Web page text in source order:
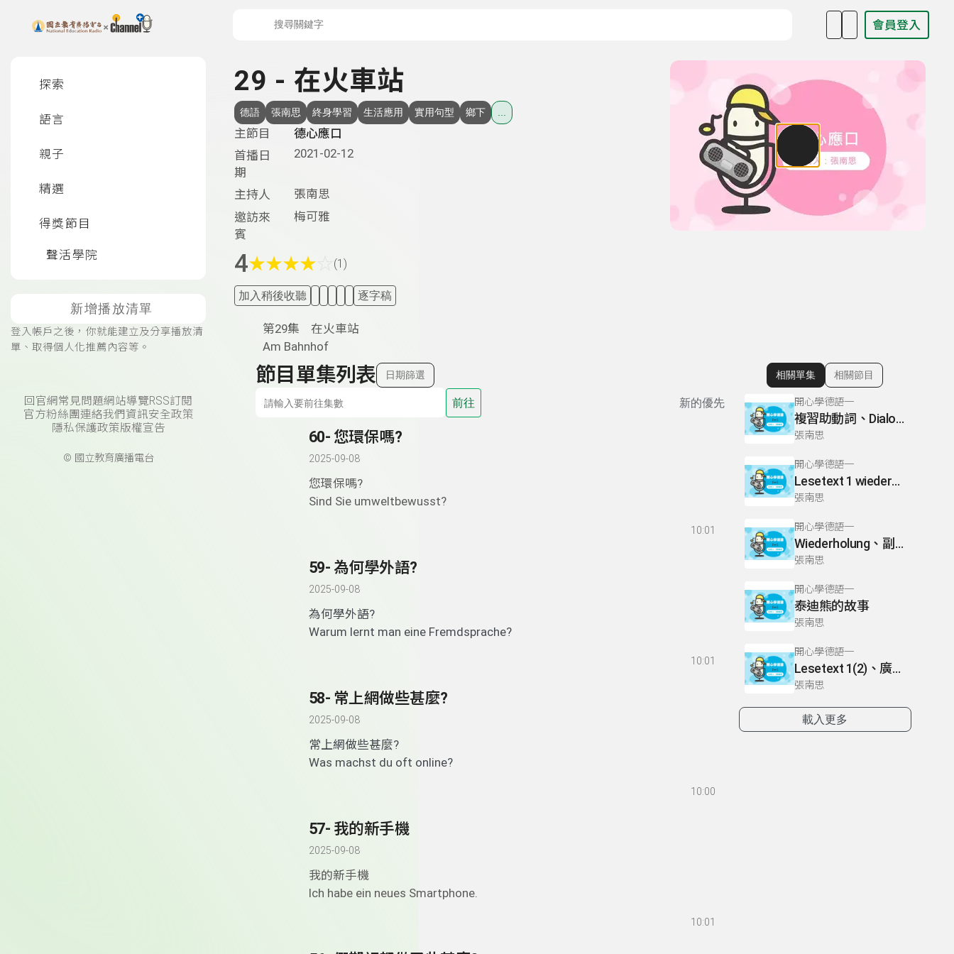
上方功能區塊 會員登入
探索
語言
親子
精選
得獎節目
聲活學院
新增播放清單
登入帳戶之後，你就能建立及分享播放清
單、取得個人化推薦內容等。
回官網常見問題網站導覽RSS訂閱
官方粉絲團連絡我們 資訊安全政策
隱私保護政策版權宣告
© 國立教育廣播電台
29 - 在火車站
德語 張南思 終身學習 生活應用 實用句型 鄉下
主節目
德心應口
首播日
期
2021-02-12
主持人
張南思
邀訪來
賓
梅可雅
4★★★★ (1)
加入稍後收聽 逐字稿
第29集 在火車站
Am Bahnhof
節目單集列表 日期篩選
前往 新的優先
60- 您環保嗎?
2025-09-08
您環保嗎?
Sind Sie umweltbewusst?
10:01
59- 為何學外語?
2025-09-08
為何學外語?
Warum lernt man eine Fremdsprache?
10:01
58- 常上網做些甚麼?
2025-09-08
常上網做些甚麼?
Was machst du oft online?
10:00
57- 我的新手機
2025-09-08
我的新手機
Ich habe ein neues Smartphone.
10:01
顯示相關單集
相關單集 相關節目
開心學德語一
複習助動詞、Dialog 2、&Uuml;bung 4
張南思
開心學德語一
Lesetext 1 wiederholen、Lesetext 2
張南思
開心學德語一
Wiederholung、副詞在句中的位置
張南思
開心學德語一
泰迪熊的故事
張南思
開心學德語一
Lesetext 1(2)、廣播劇
張南思
載入更多